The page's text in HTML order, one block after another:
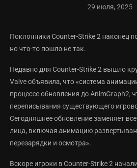
29 июля, 2025
Поклонники Counter-Strike 2 наконец
но что-то пошло не так.
Недавно для Counter-Strike 2 вышло
Valve объявила, что «система
процессе обновления до AnimGraph2,
переписывания существующего
Сегодняшнее обновление заменяет
лица, включая анимацию
перезарядки и осмотра».
Вскоре игроки в Counter-Strike 2